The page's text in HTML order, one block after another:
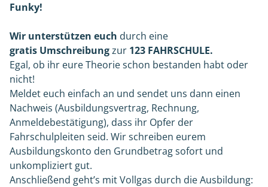
Funky!
Wir unterstützen euch durch eine
gratis Umschreibungzur 123 FAHRSCHULE.
Egal, ob ihr eure Theorie schon bestanden habt oder
nicht!
Meldet euch einfach an und sendet uns dann einen
Nachweis (Ausbildungsvertrag, Rechnung,
Anmeldebestätigung), dass ihr Opfer der
Fahrschulpleiten seid. Wir schreiben eurem
Ausbildungskonto den Grundbetrag sofort und
unkompliziert gut.
Anschließend geht’s mit Vollgas durch die Ausbildung: